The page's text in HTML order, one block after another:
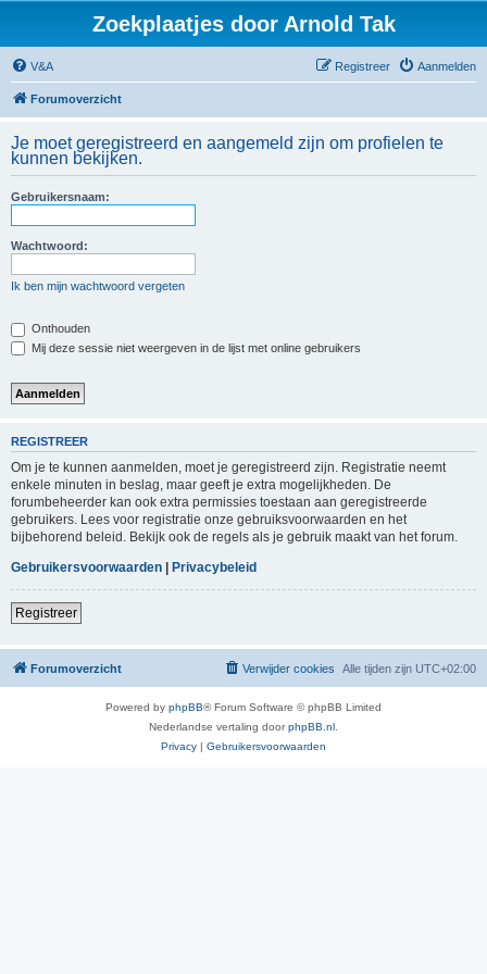
Zoekplaatjes door Arnold Tak
V&A Aanmelden
Registreer
Forumoverzicht
Je moet geregistreerd en aangemeld zijn om profielen te
kunnen bekijken.
Gebruikersnaam:
Wachtwoord:
Ik ben mijn wachtwoord vergeten
Onthouden
Mij deze sessie niet weergeven in de lijst met online gebruikers
REGISTREER
Om je te kunnen aanmelden, moet je geregistreerd zijn. Registratie neemt
enkele minuten in beslag, maar geeft je extra mogelijkheden. De
forumbeheerder kan ook extra permissies toestaan aan geregistreerde
gebruikers. Lees voor registratie onze gebruiksvoorwaarden en het
bijbehorend beleid. Bekijk ook de regels als je gebruik maakt van het forum.
Gebruikersvoorwaarden | Privacybeleid
Registreer
Forumoverzicht Alle tijden zijn UTC+02:00
Verwijder cookies
Powered by phpBB® Forum Software © phpBB Limited
Nederlandse vertaling doorphpBB.nl
Privacy | Gebruikersvoorwaarden